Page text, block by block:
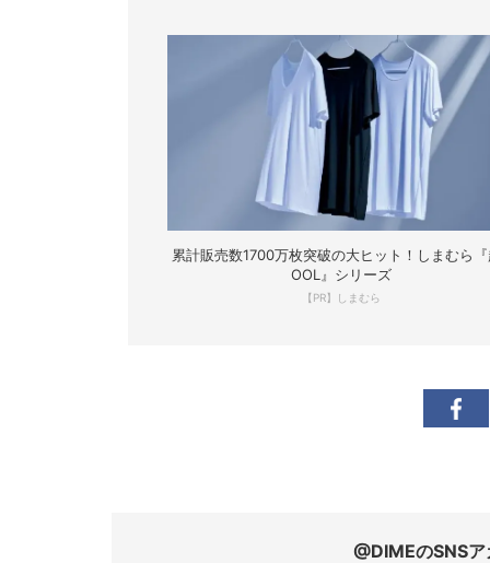
累計販売数1700万枚突破の大ヒット！しまむら
OOL』シリーズ
【PR】しまむら
@DIMEのSNS